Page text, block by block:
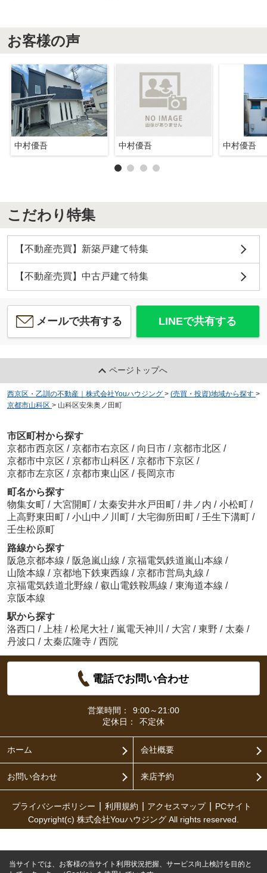
お客様の声
中村優吾 中村優吾 中村優吾
こだわり特集
【不動産売買】新築戸建て特集
【不動産売買】中古戸建て特集
メールで共有する LINEで共有する
ページトップへ
西京区・乙訓の不動産｜株式会社Youハウジング > (売買・投資)地域から探す >
京都市山科区 > 山科区安朱奥ノ田町
市区町村から探す
京都市西京区 / 京都市右京区 / 向日市 / 京都市北区 /
京都市中京区 / 京都市山科区 / 京都市下京区 /
京都市左京区 / 京都市東山区 / 長岡京市
町名から探す
物集女町 / 大宮開町 / 太秦安井水戸田町 / 井ノ内 / 小松町 /
上高野東田町 / 小山中ノ川町 / 大宅御所田町 / 壬生下溝町 /
壬生松原町
路線から探す
阪急京都本線 / 阪急嵐山線 / 京福電気鉄道嵐山本線 /
山陰本線 / 京都地下鉄東西線 / 京都市営烏丸線 /
京福電気鉄道北野線 / 叡山電鉄鞍馬線 / 東海道本線 /
京阪本線
駅から探す
洛西口 / 上桂 / 松尾大社 / 嵐電天神川 / 大宮 / 東野 / 太秦 /
丹波口 / 太秦広隆寺 / 西院
電話でお問い合わせ
営業時間：
9:00～21:00
定休日：
不定休
ホーム 会社概要
お問い合わせ 来店予約
プライバシーポリシー 利用規約 アクセスマップ
PCサイト
Copyright(c) 株式会社Youハウジング All rights reserved.
当サイトでは、お客様の当サイト利用状況把握、サービス向上検討を目的と